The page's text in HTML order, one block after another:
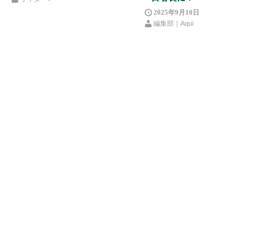
2025年9月10日
編集部｜Aqui